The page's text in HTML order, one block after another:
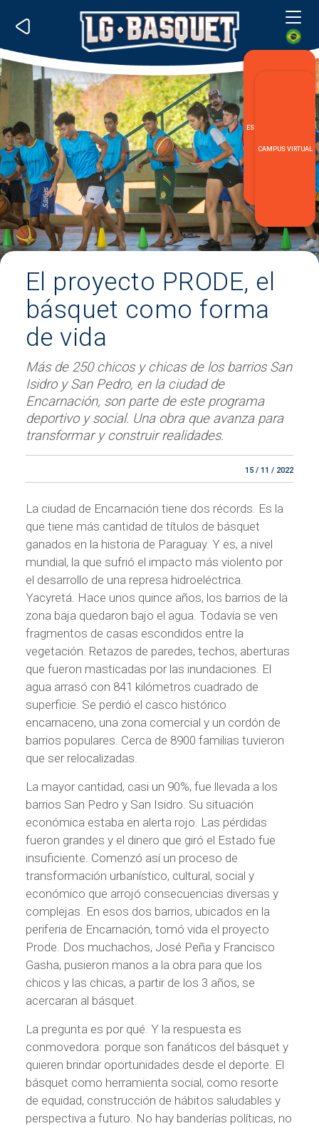
ESPECIALIZACIÓN LG
CAMPUS VIRTUAL
El proyecto PRODE, el
básquet como forma
de vida
Más de 250 chicos y chicas de los barrios San
Isidro y San Pedro, en la ciudad de
Encarnación, son parte de este programa
deportivo y social. Una obra que avanza para
transformar y construir realidades.
15 / 11 / 2022
La ciudad de Encarnación tiene dos récords. Es la
que tiene más cantidad de títulos de básquet
ganados en la historia de Paraguay. Y es, a nivel
mundial, la que sufrió el impacto más violento por
el desarrollo de una represa hidroeléctrica.
Yacyretá. Hace unos quince años, los barrios de la
zona baja quedaron bajo el agua. Todavía se ven
fragmentos de casas escondidos entre la
vegetación. Retazos de paredes, techos, aberturas
que fueron masticadas por las inundaciones. El
agua arrasó con 841 kilómetros cuadrado de
superficie. Se perdió el casco histórico
encarnaceno, una zona comercial y un cordón de
barrios populares. Cerca de 8900 familias tuvieron
que ser relocalizadas.
La mayor cantidad, casi un 90%, fue llevada a los
barrios San Pedro y San Isidro. Su situación
económica estaba en alerta rojo. Las pérdidas
fueron grandes y el dinero que giró el Estado fue
insuficiente. Comenzó así un proceso de
transformación urbanístico, cultural, social y
económico que arrojó consecuencias diversas y
complejas. En esos dos barrios, ubicados en la
periferia de Encarnación, tomó vida el proyecto
Prode. Dos muchachos, José Peña y Francisco
Gasha, pusieron manos a la obra para que los
chicos y las chicas, a partir de los 3 años, se
acercaran al básquet.
La pregunta es por qué. Y la respuesta es
conmovedora: porque son fanáticos del básquet y
quieren brindar oportunidades desde el deporte. El
básquet como herramienta social, como resorte
de equidad, construcción de hábitos saludables y
perspectiva a futuro. No hay banderías políticas, no